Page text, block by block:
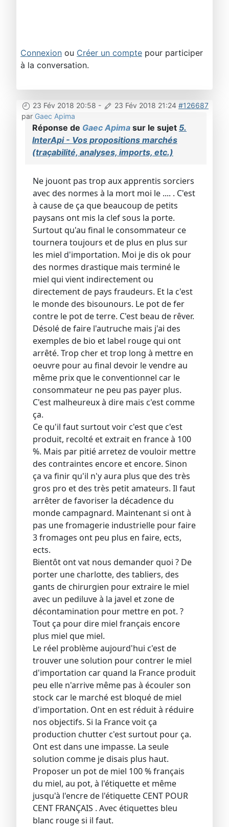
Connexion ou Créer un compte pour participer
à la conversation.
23 Fév 2018 20:58 - 23 Fév 2018 21:24 #126687
par Gaec Apima
Réponse de Gaec Apima sur le sujet 5.
InterApi - Vos propositions marchés
(traçabilité, analyses, imports, etc.)
Ne jouont pas trop aux apprentis sorciers
avec des normes à la mort moi le .... . C'est
à cause de ça que beaucoup de petits
paysans ont mis la clef sous la porte.
Surtout qu'au final le consommateur ce
tournera toujours et de plus en plus sur
les miel d'importation. Moi je dis ok pour
des normes drastique mais terminé le
miel qui vient indirectement ou
directement de pays fraudeurs. Et la c'est
le monde des bisounours. Le pot de fer
contre le pot de terre. C'est beau de rêver.
Désolé de faire l'autruche mais j'ai des
exemples de bio et label rouge qui ont
arrêté. Trop cher et trop long à mettre en
oeuvre pour au final devoir le vendre au
même prix que le conventionnel car le
consommateur ne peu pas payer plus.
C'est malheureux à dire mais c'est comme
ça.
Ce qu'il faut surtout voir c'est que c'est
produit, recolté et extrait en france à 100
%. Mais par pitié arretez de vouloir mettre
des contraintes encore et encore. Sinon
ça va finir qu'il n'y aura plus que des très
gros pro et des très petit amateurs. Il faut
arrêter de favoriser la décadence du
monde campagnard. Maintenant si ont à
pas une fromagerie industrielle pour faire
3 fromages ont peu plus en faire, ects,
ects.
Bientôt ont vat nous demander quoi ? De
porter une charlotte, des tabliers, des
gants de chirurgien pour extraire le miel
avec un pediluve à la javel et zone de
décontamination pour mettre en pot. ?
Tout ça pour dire miel français encore
plus miel que miel.
Le réel problème aujourd'hui c'est de
trouver une solution pour contrer le miel
d'importation car quand la France produit
peu elle n'arrive même pas à écouler son
stock car le marché est bloqué de miel
d'importation. Ont en est réduit à réduire
nos objectifs. Si la France voit ça
production chutter c'est surtout pour ça.
Ont est dans une impasse. La seule
solution comme je disais plus haut.
Proposer un pot de miel 100 % français
du miel, au pot, à l'étiquette et même
jusqu'à l'encre de l'étiquette CENT POUR
CENT FRANÇAIS . Avec étiquettes bleu
blanc rouge si il faut.